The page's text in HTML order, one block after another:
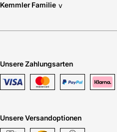
Kemmler Familie v
Unsere Zahlungsarten
Unsere Versandoptionen